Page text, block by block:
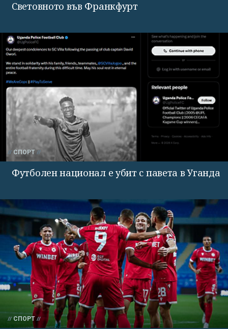
Световното във Франкфурт
СПОРТ
Футболен национал е убит с павета в Уганда
СПОРТ